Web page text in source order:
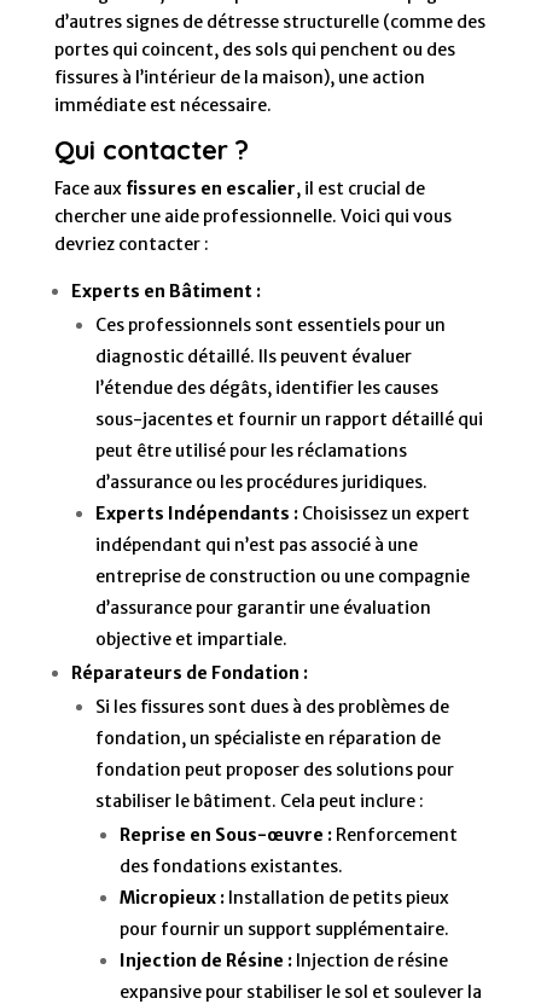
d’autres signes de détresse structurelle (comme des
portes qui coincent, des sols qui penchent ou des
fissures à l’intérieur de la maison), une action
immédiate est nécessaire.
Qui contacter ?
Face aux fissures en escalier, il est crucial de
chercher une aide professionnelle. Voici qui vous
devriez contacter :
Experts en Bâtiment :
Ces professionnels sont essentiels pour un
diagnostic détaillé. Ils peuvent évaluer
l’étendue des dégâts, identifier les causes
sous-jacentes et fournir un rapport détaillé qui
peut être utilisé pour les réclamations
d’assurance ou les procédures juridiques.
Experts Indépendants :Choisissez un expert
indépendant qui n’est pas associé à une
entreprise de construction ou une compagnie
d’assurance pour garantir une évaluation
objective et impartiale.
Réparateurs de Fondation :
Si les fissures sont dues à des problèmes de
fondation, un spécialiste en réparation de
fondation peut proposer des solutions pour
stabiliser le bâtiment. Cela peut inclure :
Reprise en Sous-œuvre :Renforcement
des fondations existantes.
Micropieux :Installation de petits pieux
pour fournir un support supplémentaire.
Injection de Résine :Injection de résine
expansive pour stabiliser le sol et soulever la